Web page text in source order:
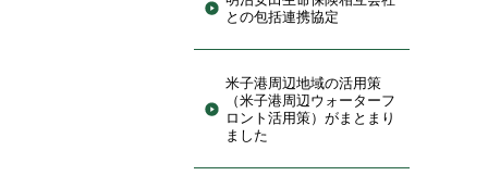
との包括連携協定
米子港周辺地域の活用策
（米子港周辺ウォーターフ
ロント活用策）がまとまり
ました